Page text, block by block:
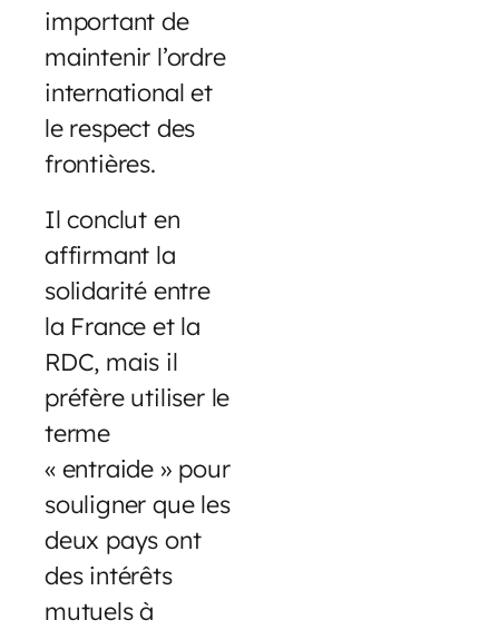
important de
maintenir l’ordre
international et
le respect des
frontières.
Il conclut en
affirmant la
solidarité entre
la France et la
RDC, mais il
préfère utiliser le
terme
« entraide » pour
souligner que les
deux pays ont
des intérêts
mutuels à